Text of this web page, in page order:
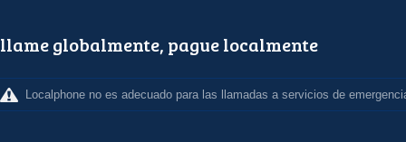
llame globalmente, pague localmente
Localphone no es adecuado para las llamadas a servicios de